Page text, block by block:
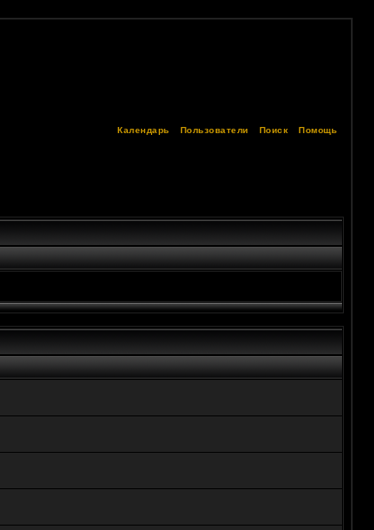
Помощь
Поиск
Пользователи
Календарь